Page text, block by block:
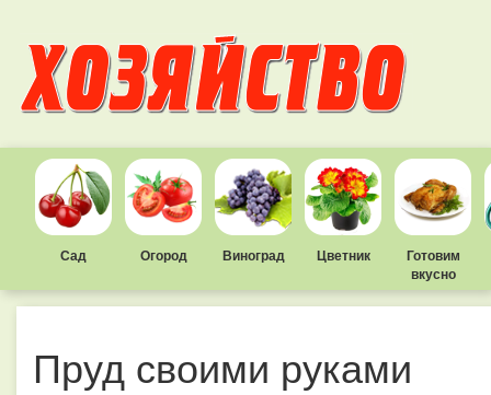
Сад Огород Виноград Цветник
Готовим
вкусно
Пруд своими руками